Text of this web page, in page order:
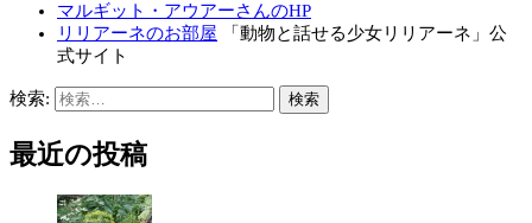
マルギット・アウアーさんのHP
リリアーネのお部屋 「動物と話せる少女リリアーネ」公
式サイト
検索:
最近の投稿